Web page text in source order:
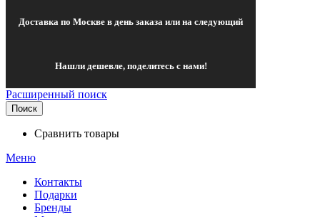
Доставка по Москве в день заказа или на следующий
Нашли дешевле, поделитесь с нами!
Расширенный поиск
Поиск
Сравнить товары
Меню
Контакты
Подарки
Бренды